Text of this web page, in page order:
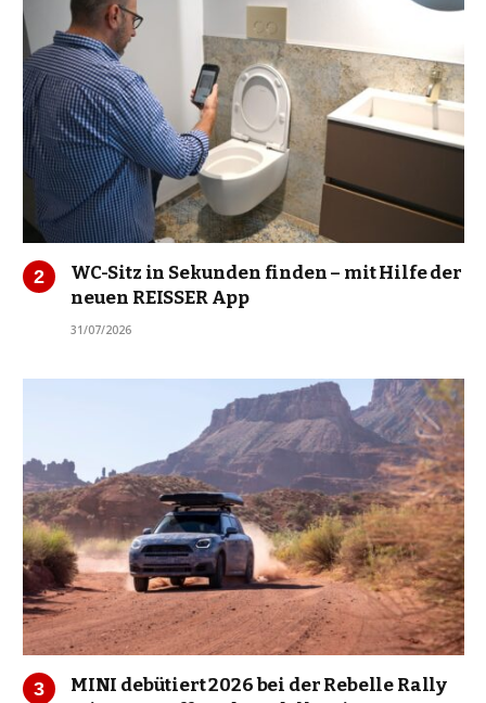
WC-Sitz in Sekunden finden – mit Hilfe der
neuen REISSER App
31/07/2026
MINI debütiert 2026 bei der Rebelle Rally